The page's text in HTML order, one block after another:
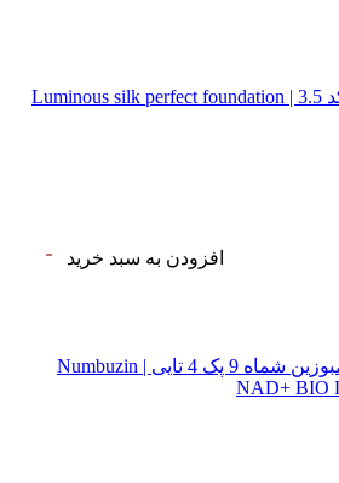
کرم پودرجورجیوآرمانی کد 3.5 | Luminous silk perfect foundation
افزودن به سبد خرید
ماسک صورت لیفتینگ نامبوزین شماه 9 پک 4 تایی | Numbuzin
NAD+ BIO